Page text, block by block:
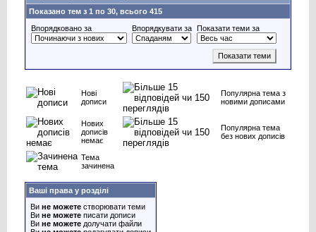
Показано тем з 1 по 30, всього 415
Впорядковано за
Впорядкувати за Показати теми за
Нові
дописи
Популярна тема з
новими дописами
Нових
дописів
немає
Популярна тема
без нових дописів
Тема
зачинена
Ваші права у розділі
Ви не можете створювати теми
Ви не можете писати дописи
Ви не можете долучати файли